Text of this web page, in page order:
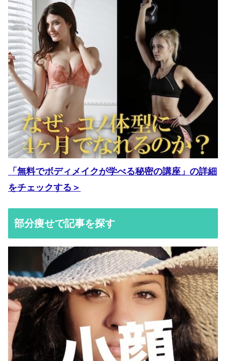
「無料でボディメイクが学べる秘密の講座」の詳細
をチェックする＞
部分痩せで記事を探す